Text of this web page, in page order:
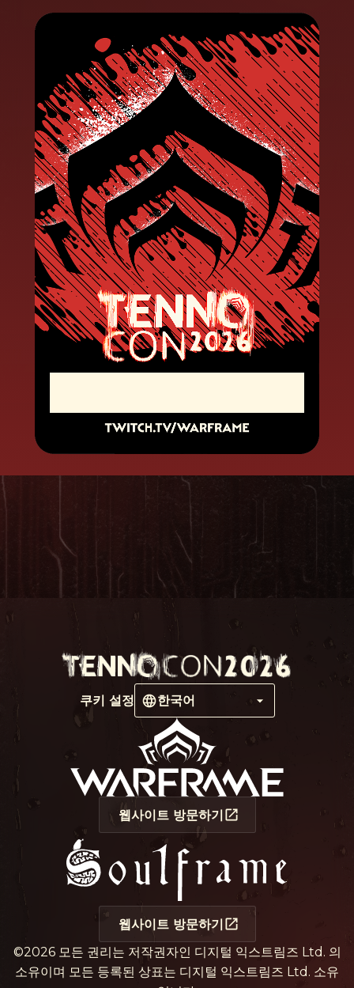
쿠키 설정 한국어
웹사이트 방문하기
웹사이트 방문하기
©2026 모든 권리는 저작권자인 디지털 익스트림즈 Ltd. 의
소유이며 모든 등록된 상표는 디지털 익스트림즈 Ltd. 소유